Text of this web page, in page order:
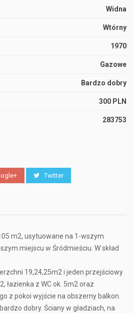
Widna
Wtórny
1970
Gazowe
Bardzo dobry
300 PLN
283753
Twitter
m2, usytuowane na 1-wszym
miejscu w Śródmieściu. W skład
19,24,25m2 i jeden przejściowy
łazienka z WC ok. 5m2 oraz
z pokoi wyjście na obszerny balkon.
dobry. Ściany w gładziach, na